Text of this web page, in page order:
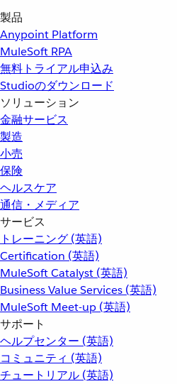
製品
Anypoint Platform
MuleSoft RPA
無料トライアル申込み
Studioのダウンロード
ソリューション
金融サービス
製造
小売
保険
ヘルスケア
通信・メディア
サービス
トレーニング (英語)
Certification (英語)
MuleSoft Catalyst (英語)
Business Value Services (英語)
MuleSoft Meet-up (英語)
サポート
ヘルプセンター (英語)
コミュニティ (英語)
チュートリアル (英語)